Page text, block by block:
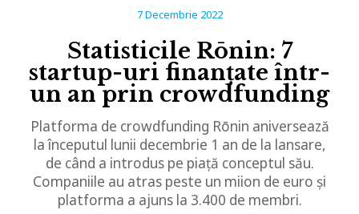
7 Decembrie 2022
Statisticile Rōnin: 7
startup-uri finanțate într-
un an prin crowdfunding
Platforma de crowdfunding Rōnin aniversează
la începutul lunii decembrie 1 an de la lansare,
de când a introdus pe piață conceptul său.
Companiile au atras peste un miion de euro și
platforma a ajuns la 3.400 de membri.